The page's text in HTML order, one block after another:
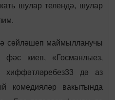
шулар телендә, шулар
сөйләшеп маймылланучы
фәс киеп, «Госманлыез,
хиффәтләребез33 дә аз
комедияләр вакытында